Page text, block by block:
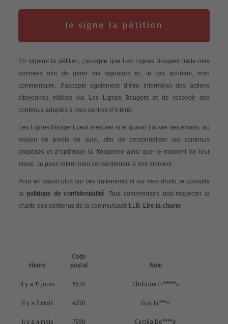
Je signe la pétition
En signant la pétition, j’accepte que Les Lignes Bougent traite mes
données afin de gérer ma signature et, le cas échéant, mon
commentaire. J’accepte également d’être informé(e) des actions
citoyennes initiées via Les Lignes Bougent et de recevoir des
contenus adaptés à mes centres d’intérêt.
Les Lignes Bougent peut mesurer si et quand j’ouvre ses emails, au
moyen de pixels de suivi, afin de personnaliser les contenus
proposés et d’optimiser la fréquence ainsi que le moment de leur
envoi. Je peux retirer mon consentement à tout moment.
Pour en savoir plus sur ces traitements et sur mes droits, je consulte
la politique de confidentialité. Tout commentaire doit respecter la
charte des contenus de la communauté LLB. Lire la charte.
Heure
Code
postal
Nom
il y a 11 jours 5570 Christine Fr*****s
il y a 2 mois 4030 Guy Ja***n
il y a 4 mois 7500 Cecilia De****e